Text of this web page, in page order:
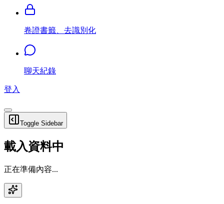
卷證書籤、去識別化
聊天紀錄
登入
Toggle Sidebar
載入資料中
正在準備內容...